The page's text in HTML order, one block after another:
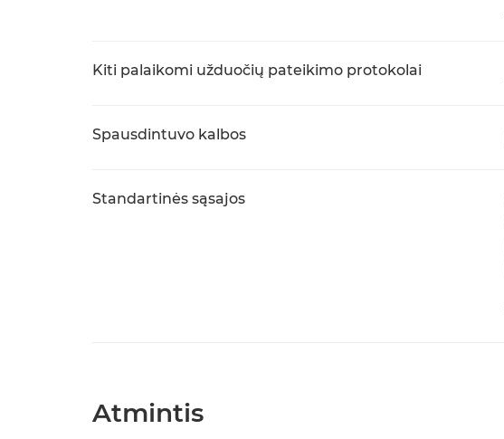
Kiti palaikomi užduočių pateikimo protokolai
Spausdintuvo kalbos
Standartinės sąsajos
Atmintis